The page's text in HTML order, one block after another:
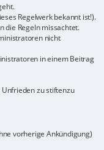
Regelwerk bekannt ist!).
die Regeln missachtet.
nicht
in einem Beitrag
zu stiftenzu
vorherige Ankündigung)